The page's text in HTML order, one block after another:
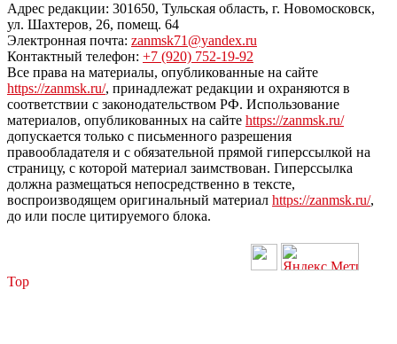
Адрес редакции: 301650, Тульская область, г. Новомосковск,
ул. Шахтеров, 26, помещ. 64
Электронная почта: zanmsk71@yandex.ru
Контактный телефон: +7 (920) 752-19-92
Все права на материалы, опубликованные на сайте
https://zanmsk.ru/, принадлежат редакции и охраняются в
соответствии с законодательством РФ. Использование
материалов, опубликованных на сайте https://zanmsk.ru/
допускается только с письменного разрешения
правообладателя и с обязательной прямой гиперссылкой на
страницу, с которой материал заимствован. Гиперссылка
должна размещаться непосредственно в тексте,
воспроизводящем оригинальный материал https://zanmsk.ru/,
до или после цитируемого блока.
Top